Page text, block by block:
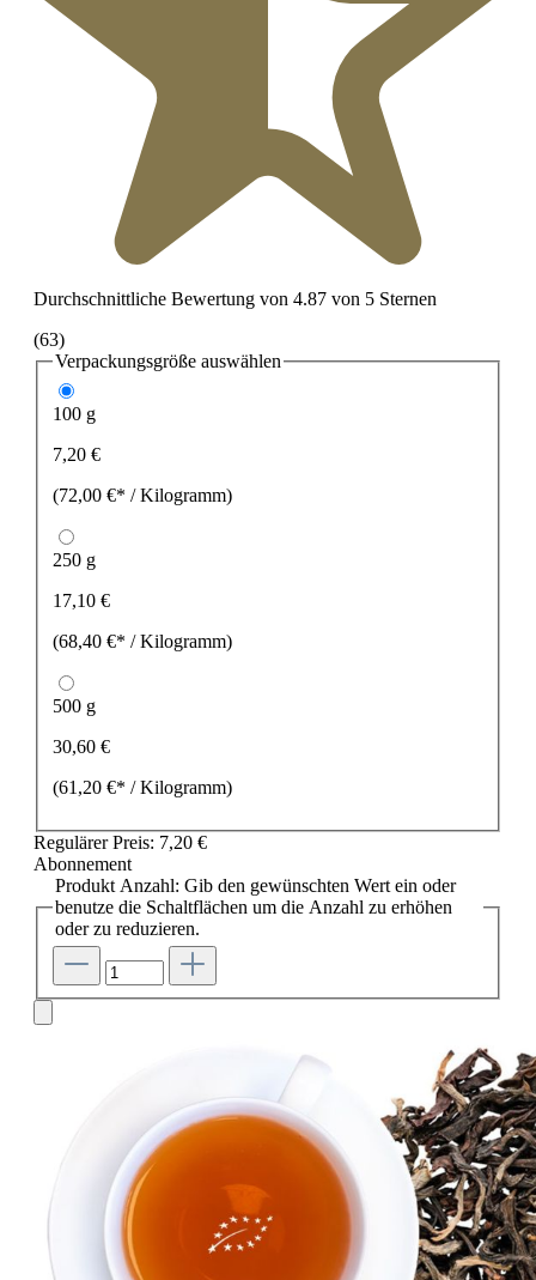
Durchschnittliche Bewertung von 4.87 von 5 Sternen
(63)
Verpackungsgröße auswählen
100 g
7,20 €
(72,00 €* / Kilogramm)
250 g
17,10 €
(68,40 €* / Kilogramm)
500 g
30,60 €
(61,20 €* / Kilogramm)
Regulärer Preis: 7,20 €
Abonnement
Produkt Anzahl: Gib den gewünschten Wert ein oder
benutze die Schaltflächen um die Anzahl zu erhöhen
oder zu reduzieren.